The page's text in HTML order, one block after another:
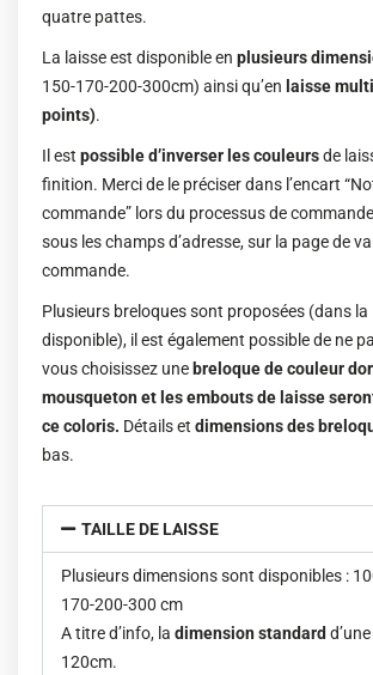
quatre pattes.
La laisse est disponible en plusieurs
150-170-200-300cm) ainsi qu’en laisse
points).
Il est possible d’inverser les couleursde
finition. Merci de le préciser dans l’encart
commande” lors du processus de
sous les champs d’adresse, sur la page de
commande.
Plusieurs breloques sont proposées (dans
disponible), il est également possible de ne
vous choisissez une breloque de couleur
mousqueton et les embouts de laisse
ce coloris. Détails et dimensions des
bas.
TAILLE DE LAISSE
Plusieurs dimensions sont disponibles :
170-200-300 cm
A titre d’info, la dimension standard
120cm.